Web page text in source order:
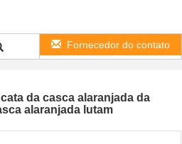
Fornecedor do contato
da casca alaranjada da
alaranjada lutam